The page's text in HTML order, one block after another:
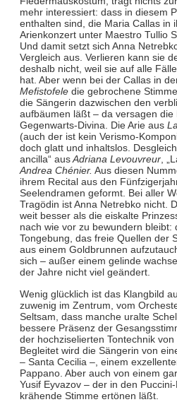
mehr interessiert: dass in diesem
enthalten sind, die Maria Callas in
Arienkonzert unter Maestro Tullio
Und damit setzt sich Anna
Vergleich aus. Verlieren kann sie
deshalb nicht, weil sie auf alle
hat. Aber wenn bei der Callas in
Mefistofeledie gebrochene
die Sängerin dazwischen den
aufbäumen läßt – da versagen die
Gegenwarts-Divina. Die Arie aus
(auch der ist kein Verismo-
doch glatt und inhaltslos.
ancilla“ ausAdriana Levouvreur,
Andrea Chénier. Aus diesen
ihrem Recital aus den
Seelendramen geformt. Bei aller
Tragödin ist Anna Netrebko nicht.
weit besser als die eiskalte
nach wie vor zu bewundern bleibt:
Tongebung, das freie Quellen der
aus einem Goldbrunnen
sich – außer einem gelinde
der Jahre nicht viel geändert.
Wenig glücklich ist das Klangbild
zuwenig im Zentrum, vom
Seltsam, dass manche uralte
bessere Präsenz der
der hochziselierten Tontechnik von
Begleitet wird die Sängerin von
– Santa Cecilia –, einem
Pappano. Aber auch von einem
Yusif Eyvazov – der in den
krähende Stimme ertönen läßt.